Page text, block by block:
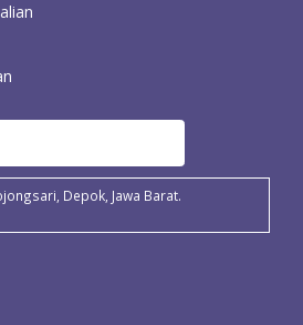
Depok, Jawa Barat.